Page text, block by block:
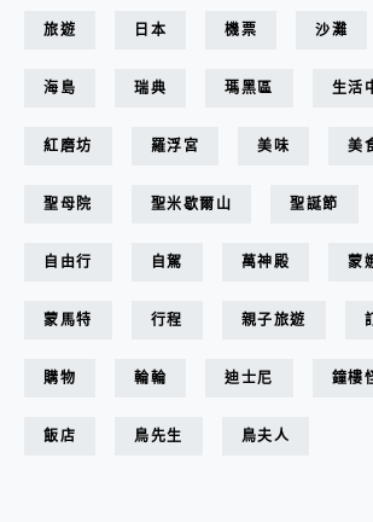
旅遊 日本 機票 沙灘
海島 瑞典 瑪黑區 生活
紅磨坊 羅浮宮 美味 美
聖母院 聖米歇爾山 聖誕節
自由行 自駕 萬神殿 蒙
蒙馬特 行程 親子旅遊
購物 輪輪 迪士尼 鐘樓
飯店 鳥先生 鳥夫人